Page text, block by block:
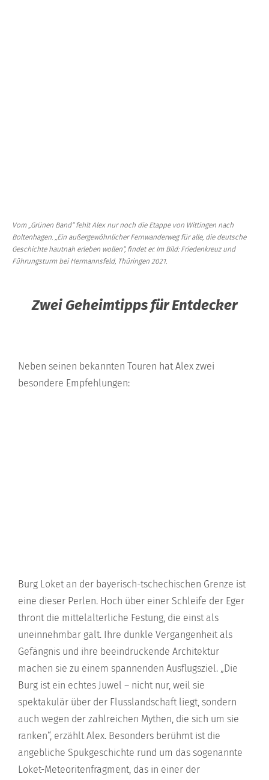
Vom „Grünen Band“ fehlt Alex nur noch die Etappe von Wittingen nach
Boltenhagen. „Ein außergewöhnlicher Fernwanderweg für alle, die deutsche
Geschichte hautnah erleben wollen“, findet er. Im Bild: Friedenkreuz und
Führungsturm bei Hermannsfeld, Thüringen 2021.
Zwei Geheimtipps für Entdecker
Neben seinen bekannten Touren hat Alex zwei
besondere Empfehlungen:
Burg Loket an der bayerisch-tschechischen Grenze ist
eine dieser Perlen. Hoch über einer Schleife der Eger
thront die mittelalterliche Festung, die einst als
uneinnehmbar galt. Ihre dunkle Vergangenheit als
Gefängnis und ihre beeindruckende Architektur
machen sie zu einem spannenden Ausflugsziel. „Die
Burg ist ein echtes Juwel – nicht nur, weil sie
spektakulär über der Flusslandschaft liegt, sondern
auch wegen der zahlreichen Mythen, die sich um sie
ranken“, erzählt Alex. Besonders berühmt ist die
angebliche Spukgeschichte rund um das sogenannte
Loket-Meteoritenfragment, das in einer der